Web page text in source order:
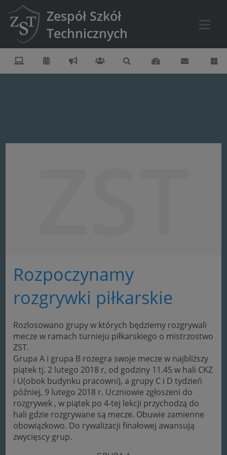
Zespół Szkół
Technicznych
Rozpoczynamy
rozgrywki piłkarskie
Rozlosowano grupy w których będziemy rozgrywali
mecze w ramach turnieju piłkarskiego o mistrzostwo
ZST.
Grupa A i grupa B rozegra swoje mecze w najbliższy
piątek tj. 2 lutego 2018 r, od godziny 11.45 w hali CKZ
i U(obok budynku pracowni), a grupy C i D tydzień
później, 9 lutego 2018 r. Uczniowie zgłoszeni do
rozgrywek , w piątek po 4-tej lekcji przychodzą do
hali gdzie rozgrywane są mecze. Obuwie zamienne
obowiązkowo. Do rywalizacji finałowej awansują
zwycięscy grup.